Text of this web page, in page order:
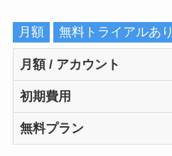
月額 無料トライアルあり
月額 / アカウント
初期費用
無料プラン